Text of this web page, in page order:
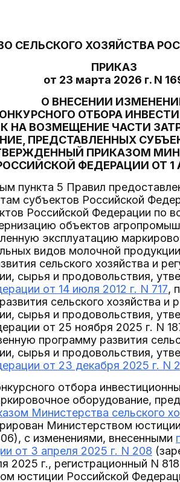
СЕЛЬСКОГО ХОЗЯЙСТВА
ПРИКАЗ
от 23 марта 2026 г. N
О ВНЕСЕНИИ
ОТБОРА
НА ВОЗМЕЩЕНИЕ ЧАСТИ
ПРЕДСТАВЛЕННЫХ
ПРИКАЗОМ
ФЕДЕРАЦИИ ОТ 1
пункта 5 Правил
субъектов Российской
Российской Федерации по
объектов
эксплуатацию
видов молочной
сельского хозяйства и
сырья и продовольствия,
от 14 июля 2012 г. N 717,
сельского хозяйства и
сырья и продовольствия,
от 25 ноября 2025 г. N
программу развития
сырья и продовольствия,
от 23 декабря 2025 г. N
отбора
оборудование,
Министерства сельского
Министерством
с изменениями, внесенными
от 3 апреля 2025 г. N 208
2025 г., регистрационный N
юстиции Российской